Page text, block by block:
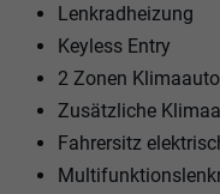
Lenkradheizung
Keyless Entry
2 Zonen
Zusätzliche
Fahrersitz